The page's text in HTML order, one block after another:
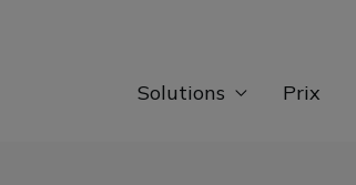
Solutions Prix